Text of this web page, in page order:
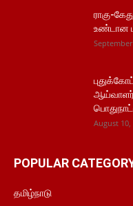
ராகு-
உண்டான
August 10,
POPULAR
தமிழ்நாடு